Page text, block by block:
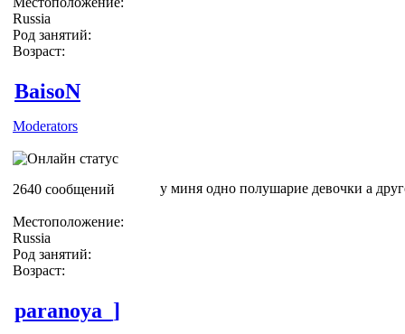
Russia
Род занятий:
Возраст:
BaisoN
Moderators
2640 сообщений
Местоположение:
Russia
Род занятий:
Возраст:
у миня одно полушарие девочки а
paranoya_]